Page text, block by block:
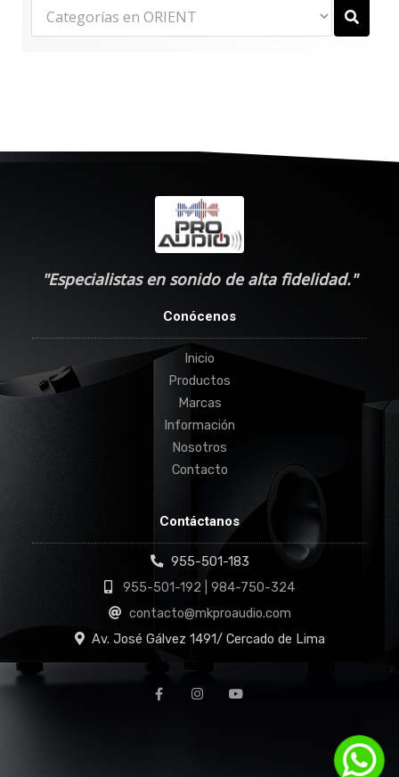
"Especialistas en sonido de alta fidelidad."
Conócenos
Inicio
Productos
Marcas
Información
Nosotros
Contacto
Contáctanos
955-501-183
955-501-192 | 984-750-324
contacto@mkproaudio.com
Av. José Gálvez 1491/ Cercado de Lima